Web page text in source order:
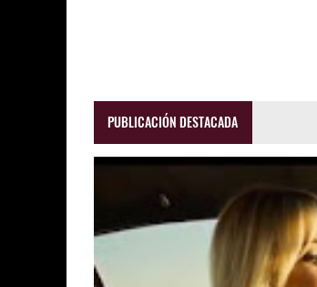
PUBLICACIÓN DESTACADA